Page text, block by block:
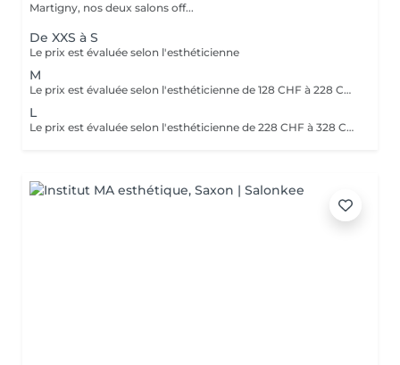
Martigny, nos deux salons off...
De XXS à S
Le prix est évaluée selon l'esthéticienne
M
Le prix est évaluée selon l'esthéticienne de 128 CHF à 228 CHF
L
Le prix est évaluée selon l'esthéticienne de 228 CHF à 328 CHF